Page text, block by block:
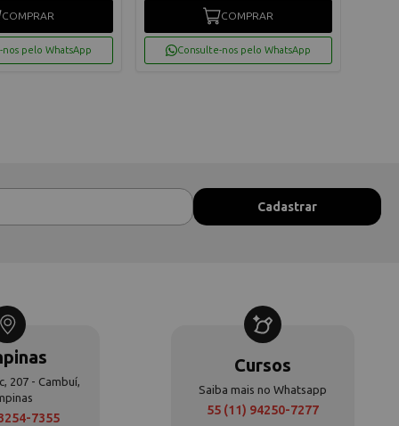
COMPRAR
nos pelo WhatsApp
COMPRAR
Consulte-nos pelo WhatsApp
207 - Cambuí,
7355
Cursos
Saiba mais no Whatsapp
55 (11) 94250-7277